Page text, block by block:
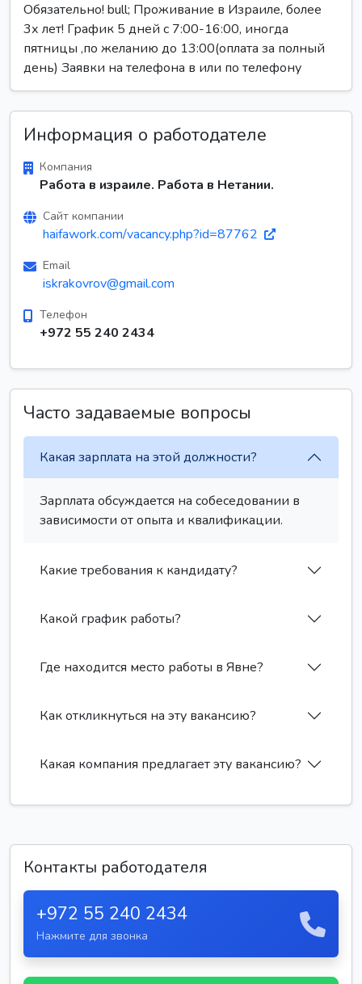
Обязательно! bull; Проживание в Израиле, более
3х лет! График 5 дней с 7:00-16:00, иногда
пятницы ,по желанию до 13:00(оплата за полный
день) Заявки на телефона в или по телефону
Информация о работодателе
Компания
Работа в израиле. Работа в Нетании.
Сайт компании
haifawork.com/vacancy.php?id=87762
Email
iskrakovrov@gmail.com
Телефон
+972 55 240 2434
Часто задаваемые вопросы
Какая зарплата на этой должности?
Зарплата обсуждается на собеседовании в
зависимости от опыта и квалификации.
Какие требования к кандидату?
Какой график работы?
Где находится место работы в Явне?
Как откликнуться на эту вакансию?
Какая компания предлагает эту вакансию?
Контакты работодателя
+972 55 240 2434
Нажмите для звонка